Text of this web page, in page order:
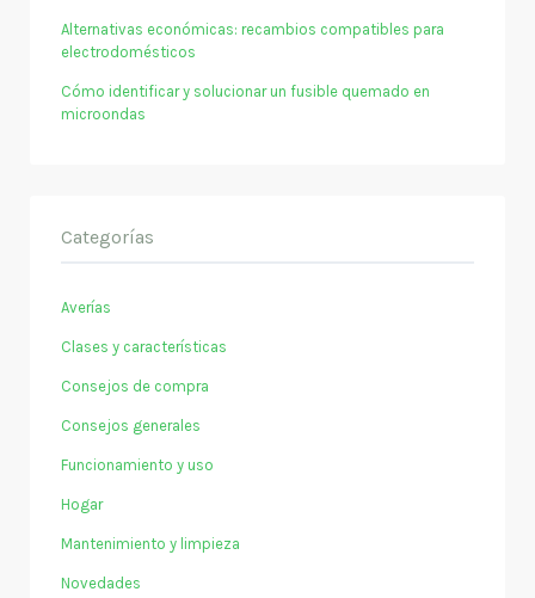
Alternativas económicas: recambios compatibles para
electrodomésticos
Cómo identificar y solucionar un fusible quemado en
microondas
Categorías
Averías
Clases y características
Consejos de compra
Consejos generales
Funcionamiento y uso
Hogar
Mantenimiento y limpieza
Novedades